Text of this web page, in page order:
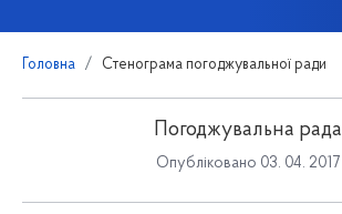
Головна Стенограма погоджувальної ради
Погоджувальна рада
Опубліковано 03. 04. 2017